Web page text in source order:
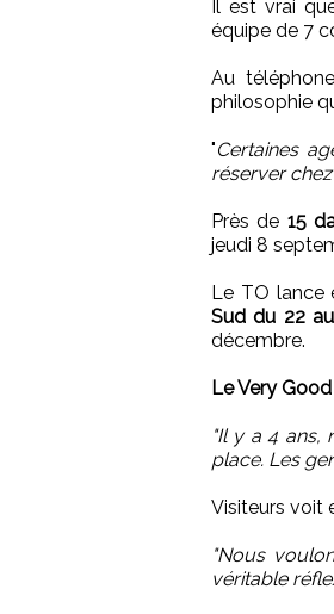
Il est vrai
équipe de 7
Au
philosophie
"Certaines
réserver
Près de 15
jeudi 8
Le TO lance
Sud du 22
décembre.
Le Very
"Il y a 4 ans,
place. Les
Visiteurs voit
"Nous
véritable